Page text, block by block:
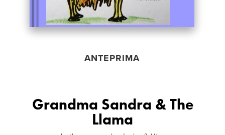
ANTEPRIMA
Grandma Sandra & The
Llama